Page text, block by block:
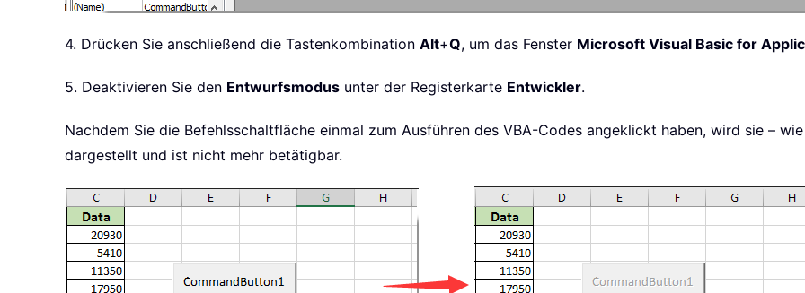
4. Drücken Sie anschließend die Tastenkombination Alt+Q, um das Fenster Microsoft Visual Basic for
5. Deaktivieren Sie den Entwurfsmodus unter der Registerkarte Entwickler.
Nachdem Sie die Befehlsschaltfläche einmal zum Ausführen des VBA-Codes angeklickt haben, wird sie –
dargestellt und ist nicht mehr betätigbar.